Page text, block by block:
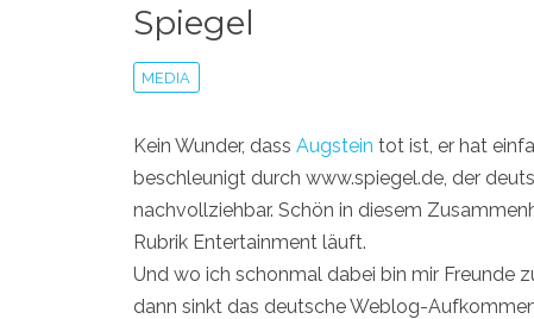
Spiegel
MEDIA
Kein Wunder, dass Augstein tot ist, er hat
beschleunigt durch www.spiegel.de, der
nachvollziehbar. Schön in diesem
Rubrik Entertainment läuft.
Und wo ich schonmal dabei bin mir Freunde
dann sinkt das deutsche Weblog-